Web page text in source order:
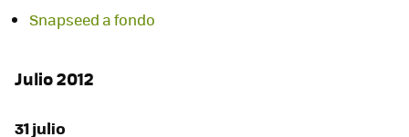
Snapseed a fondo
Julio 2012
31 julio